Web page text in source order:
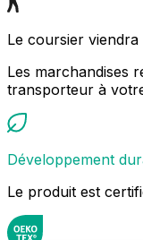
Le coursier
Les marchandises
transporteur à
Développement
Le produit est